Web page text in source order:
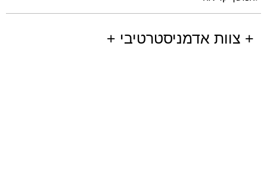
+ צוות אדמניסטרטיבי +